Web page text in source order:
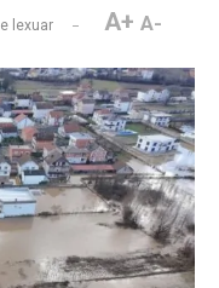
e lexuar A+ A-